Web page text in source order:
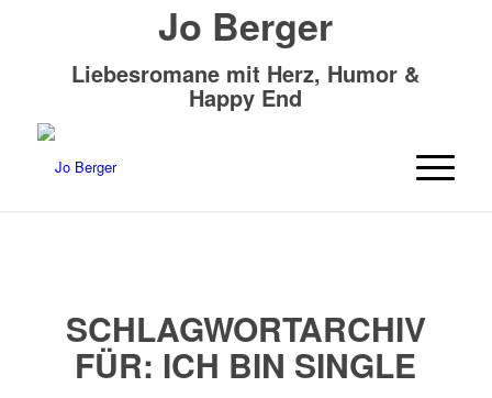
Jo Berger
Liebesromane mit Herz, Humor &
Happy End
SCHLAGWORTARCHIV
FÜR: ICH BIN SINGLE